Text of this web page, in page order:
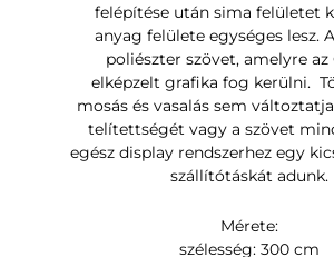
felépítése után sima felületet
anyag felülete egységes lesz.
poliészter szövet, amelyre az
elképzelt grafika fog kerülni.
mosás és vasalás sem
telítettségét vagy a szövet
egész display rendszerhez egy
szállítótáskát adunk.
Mérete:
szélesség: 300 cm